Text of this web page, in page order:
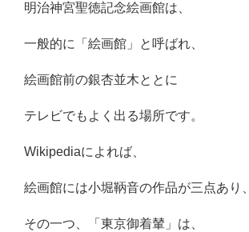
明治神宮聖徳記念絵画館は、
一般的に「絵画館」と呼ばれ、
絵画館前の銀杏並木ととに
テレビでもよく出る場所です。
Wikipediaによれば、
絵画館には小堀鞆音の作品が三点あり、
その一つ、「東京御着輦」は、